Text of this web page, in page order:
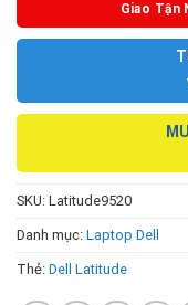
Giao Tận
SKU: Latitude9520
Danh mục: Laptop Dell
Thẻ: Dell Latitude